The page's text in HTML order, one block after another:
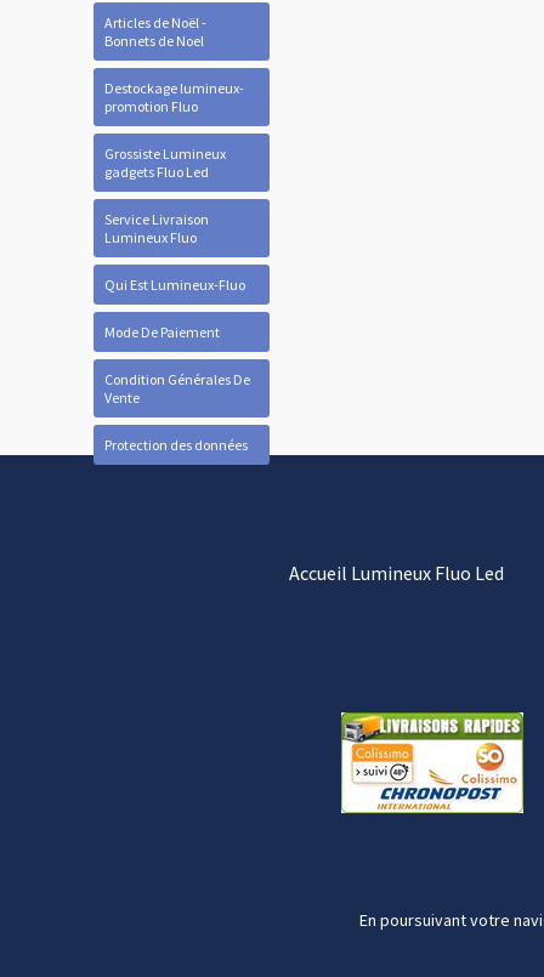
Articles de Noël -
Bonnets de Noel
Destockage lumineux-
promotion Fluo
Grossiste Lumineux
gadgets Fluo Led
Service Livraison
Lumineux Fluo
Qui Est Lumineux-Fluo
Mode De Paiement
Condition Générales De
Vente
Protection des données
Accueil Lumineux Fluo Led
En poursuivant votre